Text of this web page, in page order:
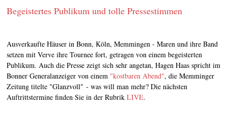
Begeistertes Publikum und tolle Pressestimmen
Ausverkaufte Häuser in Bonn, Köln, Memmingen - Maren und ihre Band
setzen mit Verve ihre Tournee fort, getragen von einem begeisterten
Publikum. Auch die Presse zeigt sich sehr angetan, Hagen Haas spricht im
Bonner Generalanzeiger von einem "kostbaren Abend", die Memminger
Zeitung titelte "Glanzvoll" - was will man mehr? Die nächsten
Auftrittstermine finden Sie in der Rubrik LIVE.